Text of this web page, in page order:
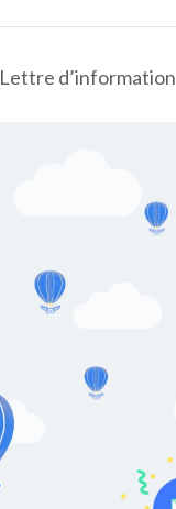
Lettre d’information